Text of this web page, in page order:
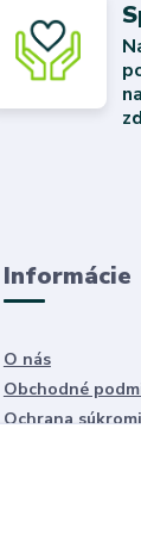
Informácie
O nás
Obchodné
Ochrana